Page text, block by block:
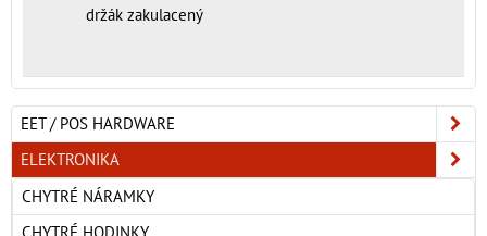
držák zakulacený
EET / POS HARDWARE
ELEKTRONIKA
CHYTRÉ NÁRAMKY
CHYTRÉ HODINKY